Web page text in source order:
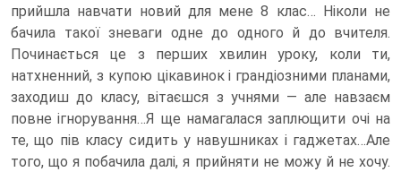
прийшла навчати новий для мене 8 клас… Ніколи не
бачила такої зневаги одне до одного й до вчителя.
Починається це з перших хвилин уроку, коли ти,
натхненний, з купою цікавинок і грандіозними планами,
заходиш до класу, вітаєшся з учнями — але навзаєм
повне ігнорування…Я ще намагалася заплющити очі на
те, що пів класу сидить у навушниках і гаджетах…Але
того, що я побачила далі, я прийняти не можу й не хочу.